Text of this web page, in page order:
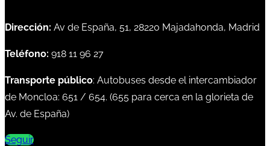
Dirección: Av de España, 51, 28220 Majadahonda, Madrid
Teléfono: 918 11 96 27
Transporte público: Autobuses desde el intercambiador
de Moncloa: 651 / 654. (655 para cerca en la glorieta de
Av. de España)
Seguir